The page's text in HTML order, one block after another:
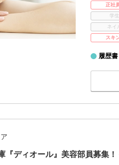
正社
学
ネイ
スキ
履歴
『ディオール』美容部員募集